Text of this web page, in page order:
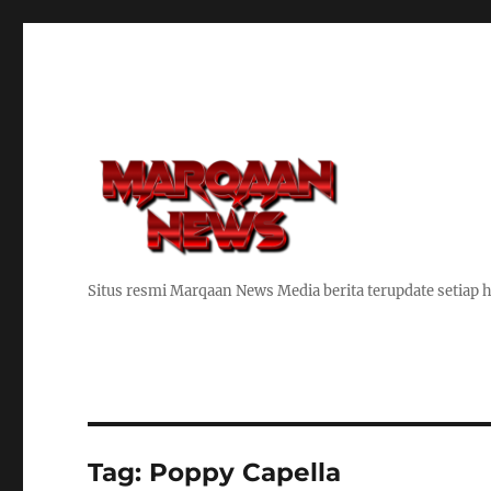
Situs resmi Marqaan News Media berita terupdate setiap
Tag: Poppy Capella